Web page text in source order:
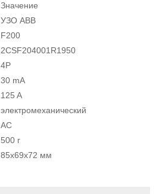
Значение
УЗО ABB
F200
2CSF204001R1950
4P
30 mA
125 A
электромеханический
AC
500 г
85x69x72 мм